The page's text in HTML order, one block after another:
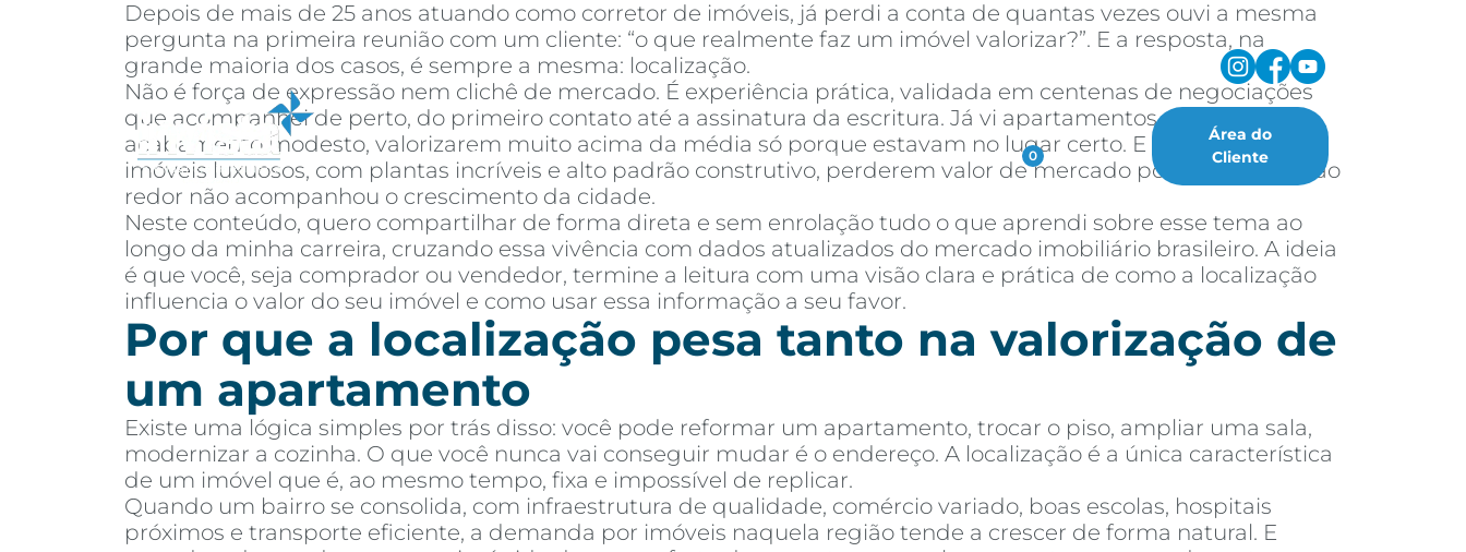
SobreComprarAlugarBlog Por Dentro da Invista AR EducaçãoContato Favoritos 0
Área do
Cliente
Depois de mais de 25 anos atuando como corretor de imóveis, já perdi a conta de quantas vezes ouvi a mesma
pergunta na primeira reunião com um cliente: “o que realmente faz um imóvel valorizar?”. E a resposta, na
grande maioria dos casos, é sempre a mesma: localização.
Não é força de expressão nem clichê de mercado. É experiência prática, validada em centenas de negociações
que acompanhei de perto, do primeiro contato até a assinatura da escritura. Já vi apartamentos simples, com
acabamento modesto, valorizarem muito acima da média só porque estavam no lugar certo. E também já vi
imóveis luxuosos, com plantas incríveis e alto padrão construtivo, perderem valor de mercado porque a região ao
redor não acompanhou o crescimento da cidade.
Neste conteúdo, quero compartilhar de forma direta e sem enrolação tudo o que aprendi sobre esse tema ao
longo da minha carreira, cruzando essa vivência com dados atualizados do mercado imobiliário brasileiro. A ideia
é que você, seja comprador ou vendedor, termine a leitura com uma visão clara e prática de como a localização
influencia o valor do seu imóvel e como usar essa informação a seu favor.
Por que a localização pesa tanto na valorização de
um apartamento
Existe uma lógica simples por trás disso: você pode reformar um apartamento, trocar o piso, ampliar uma sala,
modernizar a cozinha. O que você nunca vai conseguir mudar é o endereço. A localização é a única característica
de um imóvel que é, ao mesmo tempo, fixa e impossível de replicar.
Quando um bairro se consolida, com infraestrutura de qualidade, comércio variado, boas escolas, hospitais
próximos e transporte eficiente, a demanda por imóveis naquela região tende a crescer de forma natural. E